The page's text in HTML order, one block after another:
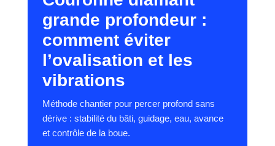
grande profondeur :
comment éviter
l’ovalisation et les
vibrations
Méthode chantier pour percer profond sans
dérive : stabilité du bâti, guidage, eau, avance
et contrôle de la boue.